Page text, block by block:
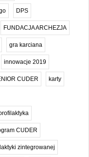
DPS
FUNDACJA ARCHEZJA
gra karciana
innowacje 2019
CUDER karty
CUDER
zintegrowanej